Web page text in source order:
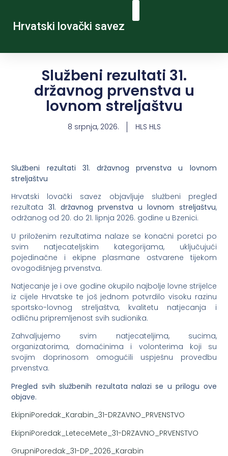
Hrvatski lovački savez
Službeni rezultati 31.
državnog prvenstva u
lovnom streljaštvu
8 srpnja, 2026. HLS HLS
Službeni rezultati 31. državnog prvenstva u lovnom
streljaštvu
Hrvatski lovački savez objavljuje službeni pregled
rezultata 31. državnog prvenstva u lovnom streljaštvu,
održanog od 20. do 21. lipnja 2026. godine u Bzenici.
U priloženim rezultatima nalaze se konačni poretci po
svim natjecateljskim kategorijama, uključujući
pojedinačne i ekipne plasmane ostvarene tijekom
ovogodišnjeg prvenstva.
Natjecanje je i ove godine okupilo najbolje lovne strijelce
iz cijele Hrvatske te još jednom potvrdilo visoku razinu
sportsko-lovnog streljaštva, kvalitetu natjecanja i
odličnu pripremljenost svih sudionika.
Zahvaljujemo svim natjecateljima, sucima,
organizatorima, domaćinima i volonterima koji su
svojim doprinosom omogućili uspješnu provedbu
prvenstva.
Pregled svih službenih rezultata nalazi se u prilogu ove
objave.
EkipniPoredak_Karabin_31-DRZAVNO_PRVENSTVO
EkipniPoredak_LeteceMete_31-DRZAVNO_PRVENSTVO
GrupniPoredak_31-DP_2026_Karabin